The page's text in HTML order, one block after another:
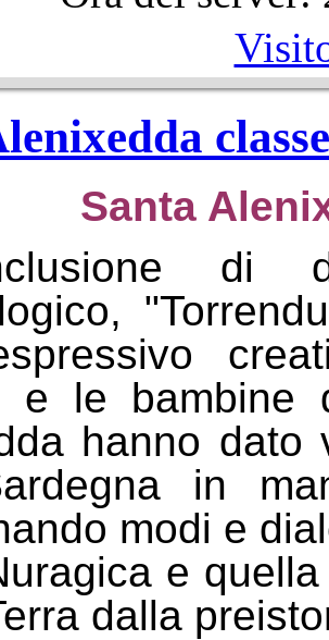
Santa
di
e le bambine
hanno
in
modi e
e
dalla